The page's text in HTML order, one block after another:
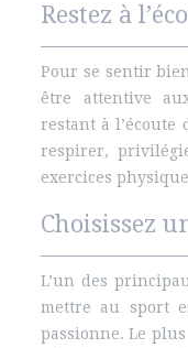
Restez à
Pour se sentir
être attentive
restant à l’écoute
respirer,
exercices
Choisissez
L’un des
mettre au sport
passionne. Le